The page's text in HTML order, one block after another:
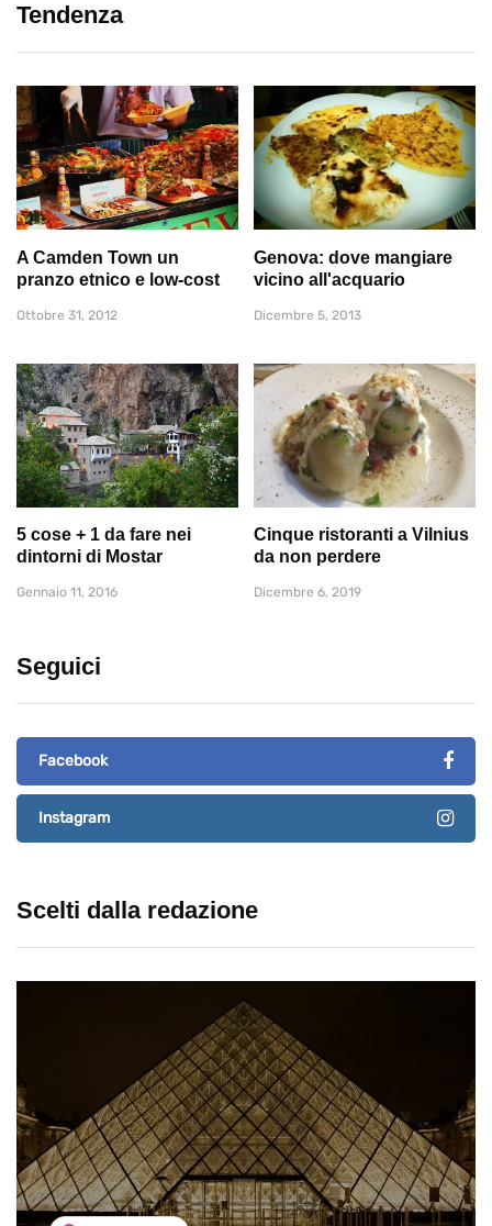
Tendenza
A Camden Town un
pranzo etnico e low-cost
Ottobre 31, 2012
Genova: dove mangiare
vicino all'acquario
Dicembre 5, 2013
5 cose + 1 da fare nei
dintorni di Mostar
Gennaio 11, 2016
Cinque ristoranti a Vilnius
da non perdere
Dicembre 6, 2019
Seguici
Facebook
Instagram
Scelti dalla redazione